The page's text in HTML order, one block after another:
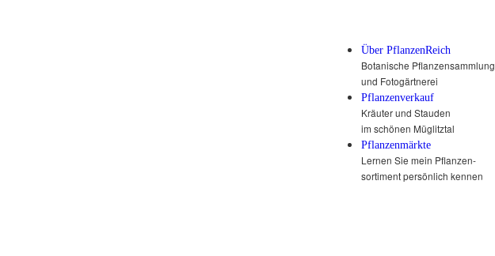
Über PflanzenReich
Botanische Pflanzensammlung
und Fotogärtnerei
Pflanzenverkauf
Kräuter und Stauden
im schönen Müglitztal
Pflanzenmärkte
Lernen Sie mein Pflanzen-
sortiment persönlich kennen